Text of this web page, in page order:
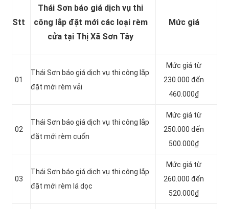
Stt
Thái Sơn báo giá dịch vụ thi
công lắp đặt mới các loại rèm
cửa tại Thị Xã Sơn Tây
Mức giá
01
Thái Sơn báo giá dịch vụ thi công lắp
đặt mới rèm vải
Mức giá từ
230.000 đến
460.000₫
02
Thái Sơn báo giá dịch vụ thi công lắp
đặt mới rèm cuốn
Mức giá từ
250.000 đến
500.000₫
03
Thái Sơn báo giá dịch vụ thi công lắp
đặt mới rèm lá dọc
Mức giá từ
260.000 đến
520.000₫